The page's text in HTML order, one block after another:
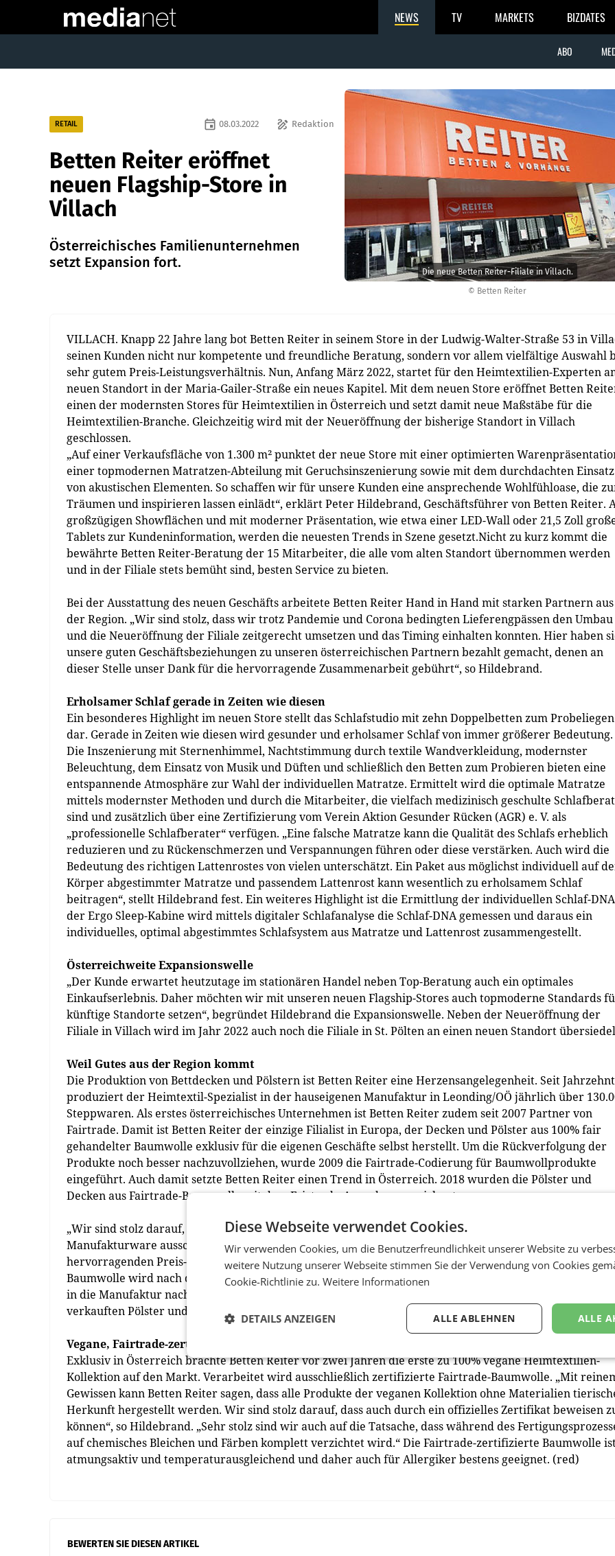
NEWS TV MARKETS BIZDATES
ABO
© Betten Reiter
Die neue Betten Reiter-Filiale in Villach.
RETAIL draw Redaktion
event 08.03.2022
Betten Reiter eröffnet
neuen Flagship-Store in
Villach
Österreichisches Familienunternehmen
setzt Expansion fort.
VILLACH. Knapp 22 Jahre lang bot Betten Reiter in seinem Store in der Ludwig-Walter-Straße 53 in
seinen Kunden nicht nur kompetente und freundliche Beratung, sondern vor allem vielfältige Auswahl
sehr gutem Preis-Leistungsverhältnis. Nun, Anfang März 2022, startet für den Heimtextilien-Experten
neuen Standort in der Maria-Gailer-Straße ein neues Kapitel. Mit dem neuen Store eröffnet Betten
einen der modernsten Stores für Heimtextilien in Österreich und setzt damit neue Maßstäbe für die
Heimtextilien-Branche. Gleichzeitig wird mit der Neueröffnung der bisherige Standort in Villach
geschlossen.
„Auf einer Verkaufsfläche von 1.300 m² punktet der neue Store mit einer optimierten
einer topmodernen Matratzen-Abteilung mit Geruchsinszenierung sowie mit dem durchdachten Einsatz
von akustischen Elementen. So schaffen wir für unsere Kunden eine ansprechende Wohlfühloase, die
Träumen und inspirieren lassen einlädt“, erklärt Peter Hildebrand, Geschäftsführer von Betten Reiter.
großzügigen Showflächen und mit moderner Präsentation, wie etwa einer LED-Wall oder 21,5 Zoll
Tablets zur Kundeninformation, werden die neuesten Trends in Szene gesetzt.Nicht zu kurz kommt die
bewährte Betten Reiter-Beratung der 15 Mitarbeiter, die alle vom alten Standort übernommen werden
und in der Filiale stets bemüht sind, besten Service zu bieten.
Bei der Ausstattung des neuen Geschäfts arbeitete Betten Reiter Hand in Hand mit starken Partnern aus
der Region. „Wir sind stolz, dass wir trotz Pandemie und Corona bedingten Lieferengpässen den Umbau
und die Neueröffnung der Filiale zeitgerecht umsetzen und das Timing einhalten konnten. Hier haben
unsere guten Geschäftsbeziehungen zu unseren österreichischen Partnern bezahlt gemacht, denen an
dieser Stelle unser Dank für die hervorragende Zusammenarbeit gebührt“, so Hildebrand.
Erholsamer Schlaf gerade in Zeiten wie diesen
Ein besonderes Highlight im neuen Store stellt das Schlafstudio mit zehn Doppelbetten zum Probeliegen
dar. Gerade in Zeiten wie diesen wird gesunder und erholsamer Schlaf von immer größerer Bedeutung.
Die Inszenierung mit Sternenhimmel, Nachtstimmung durch textile Wandverkleidung, modernster
Beleuchtung, dem Einsatz von Musik und Düften und schließlich den Betten zum Probieren bieten eine
entspannende Atmosphäre zur Wahl der individuellen Matratze. Ermittelt wird die optimale Matratze
mittels modernster Methoden und durch die Mitarbeiter, die vielfach medizinisch geschulte
sind und zusätzlich über eine Zertifizierung vom Verein Aktion Gesunder Rücken (AGR) e. V. als
„professionelle Schlafberater“ verfügen. „Eine falsche Matratze kann die Qualität des Schlafs erheblich
reduzieren und zu Rückenschmerzen und Verspannungen führen oder diese verstärken. Auch wird die
Bedeutung des richtigen Lattenrostes von vielen unterschätzt. Ein Paket aus möglichst individuell auf
Körper abgestimmter Matratze und passendem Lattenrost kann wesentlich zu erholsamem Schlaf
beitragen“, stellt Hildebrand fest. Ein weiteres Highlight ist die Ermittlung der individuellen Schlaf-
der Ergo Sleep-Kabine wird mittels digitaler Schlafanalyse die Schlaf-DNA gemessen und daraus ein
individuelles, optimal abgestimmtes Schlafsystem aus Matratze und Lattenrost zusammengestellt.
Österreichweite Expansionswelle
„Der Kunde erwartet heutzutage im stationären Handel neben Top-Beratung auch ein optimales
Einkaufserlebnis. Daher möchten wir mit unseren neuen Flagship-Stores auch topmoderne Standards
künftige Standorte setzen“, begründet Hildebrand die Expansionswelle. Neben der Neueröffnung der
Filiale in Villach wird im Jahr 2022 auch noch die Filiale in St. Pölten an einen neuen Standort
Weil Gutes aus der Region kommt
Die Produktion von Bettdecken und Pölstern ist Betten Reiter eine Herzensangelegenheit. Seit
produziert der Heimtextil-Spezialist in der hauseigenen Manufaktur in Leonding/OÖ jährlich über
Steppwaren. Als erstes österreichisches Unternehmen ist Betten Reiter zudem seit 2007 Partner von
Fairtrade. Damit ist Betten Reiter der einzige Filialist in Europa, der Decken und Pölster aus 100% fair
gehandelter Baumwolle exklusiv für die eigenen Geschäfte selbst herstellt. Um die Rückverfolgung der
Produkte noch besser nachzuvollziehen, wurde 2009 die Fairtrade-Codierung für Baumwollprodukte
eingeführt. Auch damit setzte Betten Reiter einen Trend in Österreich. 2018 wurden die Pölster und
Decken aus Fairtrade-Baumwolle mit dem Fairtrade-Award ausgezeichnet.
„Wir sind stolz darauf, unseren Kunden die Sicherheit garantieren zu können, dass sie bei unserer
Manufakturware ausschließlich Fairtrade zertifizierte Baumwolle finden – und das zu einem
hervorragenden Preis-Leistungsverhältnis“, freut sich Peter Hildebrand. Und weiter: „Die Fairtrade-
Baumwolle wird nach der Kontrolle beim Bauern vor Ort verpackt. Die Ballen kommen dann direkt zu
in die Manufaktur nach Leonding bei Linz. Wir öffnen diese und verarbeiten sie weiter.“ Etwa 25% aller
verkauften Pölster und Decken stammen aus der Produktion in Leonding, der Rest aus der EU.
Vegane, Fairtrade-zertifizierte Heimtextilien, produziert in Österreich
Exklusiv in Österreich brachte Betten Reiter vor zwei Jahren die erste zu 100% vegane Heimtextilien-
Kollektion auf den Markt. Verarbeitet wird ausschließlich zertifizierte Fairtrade-Baumwolle. „Mit
Gewissen kann Betten Reiter sagen, dass alle Produkte der veganen Kollektion ohne Materialien
Herkunft hergestellt werden. Wir sind stolz darauf, dass auch durch ein offizielles Zertifikat beweisen
können“, so Hildebrand. „Sehr stolz sind wir auch auf die Tatsache, dass während des
auf chemisches Bleichen und Färben komplett verzichtet wird.“ Die Fairtrade-zertifizierte Baumwolle
atmungsaktiv und temperaturausgleichend und daher auch für Allergiker bestens geeignet. (red)
BEWERTEN SIE DIESEN ARTIKEL
Diese Webseite verwendet Cookies.
Wir verwenden Cookies, um die Benutzerfreundlichkeit unserer Website zu
weitere Nutzung unserer Webseite stimmen Sie der Verwendung von Cookies
Cookie-Richtlinie zu. Weitere Informationen
ALLE
ALLE ABLEHNEN
DETAILS ANZEIGEN